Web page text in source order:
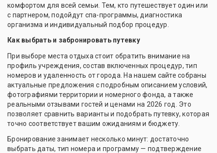
комфортом для всей семьи. Тем, кто путешествует один или
с партнером, подойдут спа-программы, диагностика
организма и индивидуальный подбор процедур.
Как выбрать и забронировать путевку
При выборе места отдыха стоит обратить внимание на
профиль учреждения, состав включенных процедур, тип
номеров и удаленность от города. На нашем сайте собраны
актуальные предложения с подробным описанием условий,
фотографиями территории и номерного фонда, а также
реальными отзывами гостей и ценами на 2026 год. Это
позволяет сравнить варианты и подобрать путевку, которая
точно соответствует вашим ожиданиям и бюджету.
Бронирование занимает несколько минут: достаточно
выбрать даты, тип номера и программу — подтверждение